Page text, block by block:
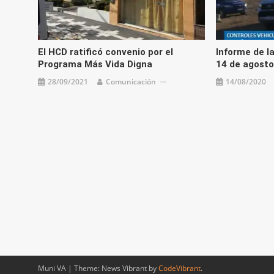
El HCD ratificó convenio por el
Programa Más Vida Digna
28/09/2021 Comunicación
Informe de
14 de
14/08/2020
Muni VA | Theme: News Vibrant byCodeVibrant.